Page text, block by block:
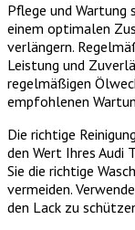
Pflege und Wartung
einem optimalen
verlängern.
Leistung und
regelmäßigen
empfohlenen
Die richtige
den Wert Ihres Audi
Sie die richtige
vermeiden.
den Lack zu